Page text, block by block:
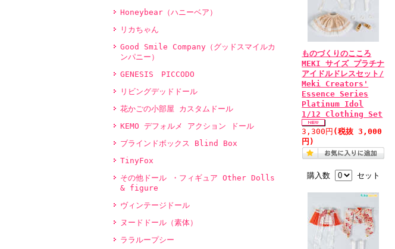
Honeybear（ハニーベア）
リカちゃん
Good Smile Company（グッドスマイルカ
ンパニー）
GENESIS PICCODO
リビングデッドドール
花かごの小部屋 カスタムドール
KEMO デフォルメ アクション ドール
ブラインドボックス Blind Box
TinyFox
その他ドール ・フィギュア Other Dolls
& figure
ヴィンテージドール
ヌードドール（素体）
ララループシー
ものづくりのこころ
MEKI サイズ プラチナ
アイドルドレスセット/
Meki Creators'
Essence Series
Platinum Idol
1/12 Clothing Set
3,300円 (税抜 3,000
円)
購入数 セット